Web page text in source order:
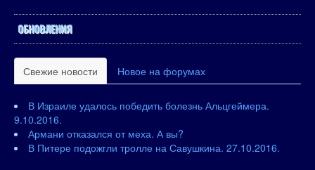
ОБНОВЛЕНИЯ
Свежие новости Новое на форумах
В Израиле удалось победить болезнь Альцгеймера.
9.10.2016.
Армани отказался от меха. А вы?
В Питере подожгли тролле на Савушкина. 27.10.2016.